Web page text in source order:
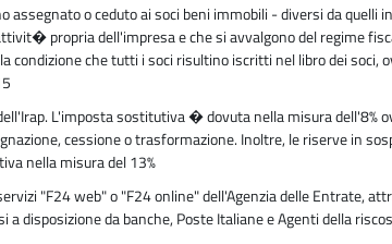
o ceduto ai soci beni immobili - diversi da
propria dell'impresa e che si avvalgono del regime
che tutti i soci risultino iscritti nel libro dei
L'imposta sostitutiva � dovuta nella misura dell'8%
cessione o trasformazione. Inoltre, le riserve in
nella misura del 13%
"F24 web" o "F24 online" dell'Agenzia delle Entrate,
disposizione da banche, Poste Italiane e Agenti della